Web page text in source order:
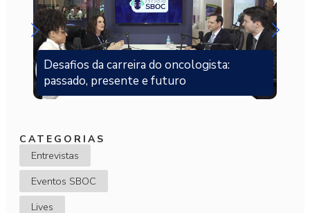
Desafios da carreira do oncologista:
passado, presente e futuro
CATEGORIAS
Entrevistas
Eventos SBOC
Lives